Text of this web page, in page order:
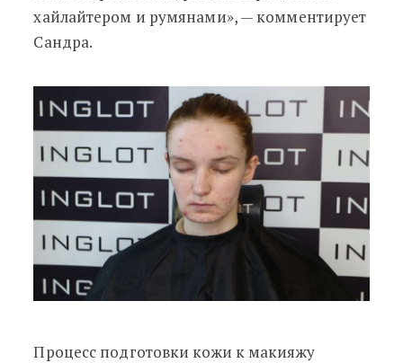
хайлайтером и румянами», — комментирует
Сандра.
Процесс подготовки кожи к макияжу